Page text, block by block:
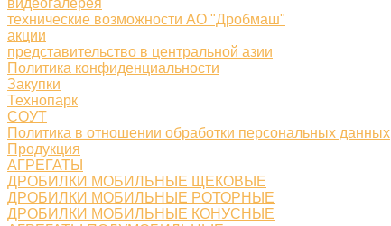
видеогалерея
технические возможности АО "Дробмаш"
акции
представительство в центральной азии
Политика конфиденциальности
Закупки
Технопарк
СОУТ
Политика в отношении обработки персональных данных
Продукция
АГРЕГАТЫ
ДРОБИЛКИ МОБИЛЬНЫЕ ЩЕКОВЫЕ
ДРОБИЛКИ МОБИЛЬНЫЕ РОТОРНЫЕ
ДРОБИЛКИ МОБИЛЬНЫЕ КОНУСНЫЕ